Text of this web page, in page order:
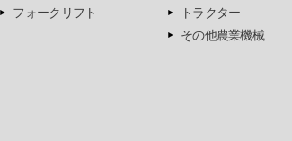
フォークリフト
トラクター
その他農業機械